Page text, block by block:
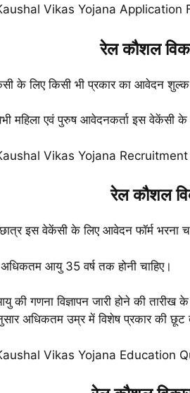
Vikas Yojana Application
रेल कौशल
के लिए किसी भी प्रकार का आवेदन शुल्क
महिला एवं पुरुष आवेदनकर्ता इस वेकेंसी
Vikas Yojana
रेल कौशल
इस वेकेंसी के लिए आवेदन फॉर्म भरना
आयु 35 वर्ष तक होनी चाहिए।
की गणना विज्ञापन जारी होने की तारीख
अधिकतम उम्र में विशेष प्रकार की छूट
Vikas Yojana Education